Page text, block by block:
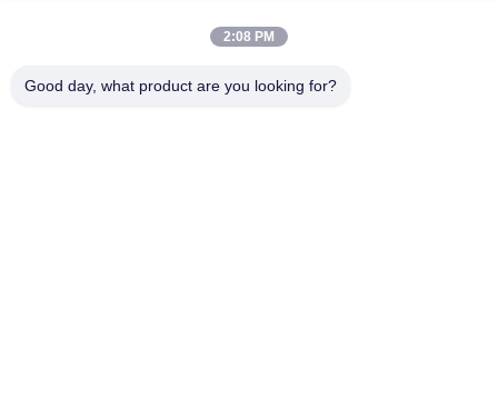
Tailandia, a Singapur, a Paquistán, a Nigeria, a Suráfrica, a
Egipto, a Sudán, a Túnez, a Kenia, a Tanzania, a Marruecos, al
2:08 PM
Good day, what product are you looking for?